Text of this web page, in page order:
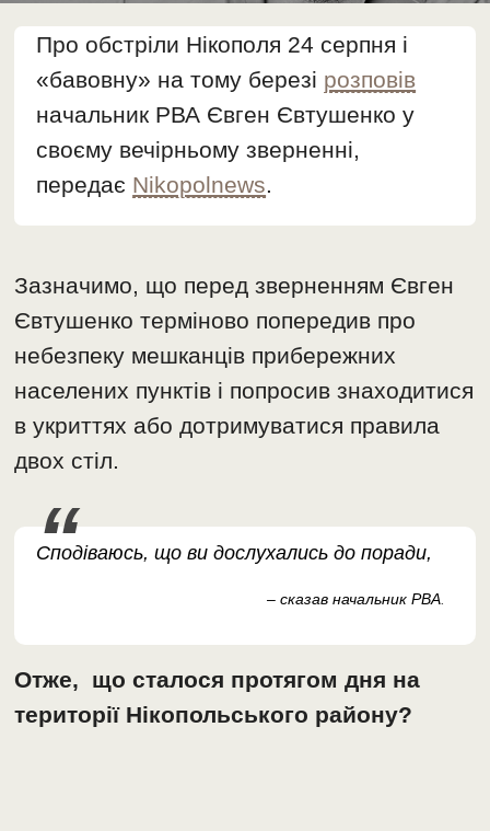
Про обстріли Нікополя 24 серпня і
«бавовну» на тому березі розповів
начальник РВА Євген Євтушенко у
своєму вечірньому зверненні,
передає Nikopolnews.
Зазначимо, що перед зверненням Євген
Євтушенко терміново попередив про
небезпеку мешканців прибережних
населених пунктів і попросив знаходитися
в укриттях або дотримуватися правила
двох стіл.
Сподіваюсь, що ви дослухались до поради,
– сказав начальник РВА.
Отже, що сталося протягом дня на
території Нікопольського району?